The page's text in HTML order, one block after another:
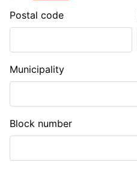
Postal code
Municipality
Block number